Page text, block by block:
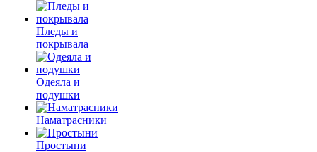
Пледы и
покрывала
Одеяла и
подушки
Наматрасники
Простыни